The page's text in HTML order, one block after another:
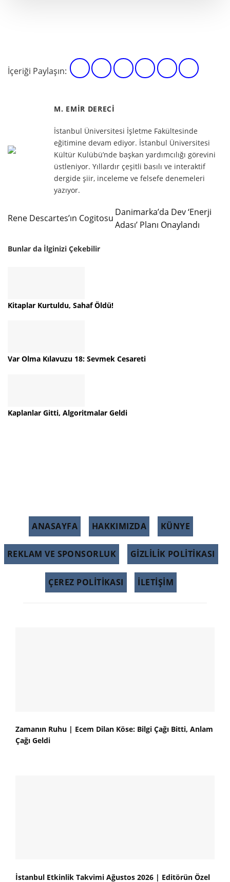
İçeriği Paylaşın:
M. EMIR DERECI
İstanbul Üniversitesi İşletme Fakültesinde
eğitimine devam ediyor. İstanbul Üniversitesi
Kültür Kulübü’nde başkan yardımcılığı görevini
üstleniyor. Yıllardır çeşitli basılı ve interaktif
dergide şiir, inceleme ve felsefe denemeleri
yazıyor.
Rene Descartes’ın Cogitosu
Danimarka’da Dev ‘Enerji
Adası’ Planı Onaylandı
Bunlar da İlginizi Çekebilir
Kitaplar Kurtuldu, Sahaf Öldü!
Var Olma Kılavuzu 18: Sevmek Cesareti
Kaplanlar Gitti, Algoritmalar Geldi
ANASAYFA HAKKIMIZDA KÜNYE
REKLAM VE SPONSORLUK GIZLILIK POLITIKASI
ÇEREZ POLITIKASI İLETİŞİM
Zamanın Ruhu | Ecem Dilan Köse: Bilgi Çağı Bitti, Anlam
Çağı Geldi
İstanbul Etkinlik Takvimi Ağustos 2026 | Editörün Özel